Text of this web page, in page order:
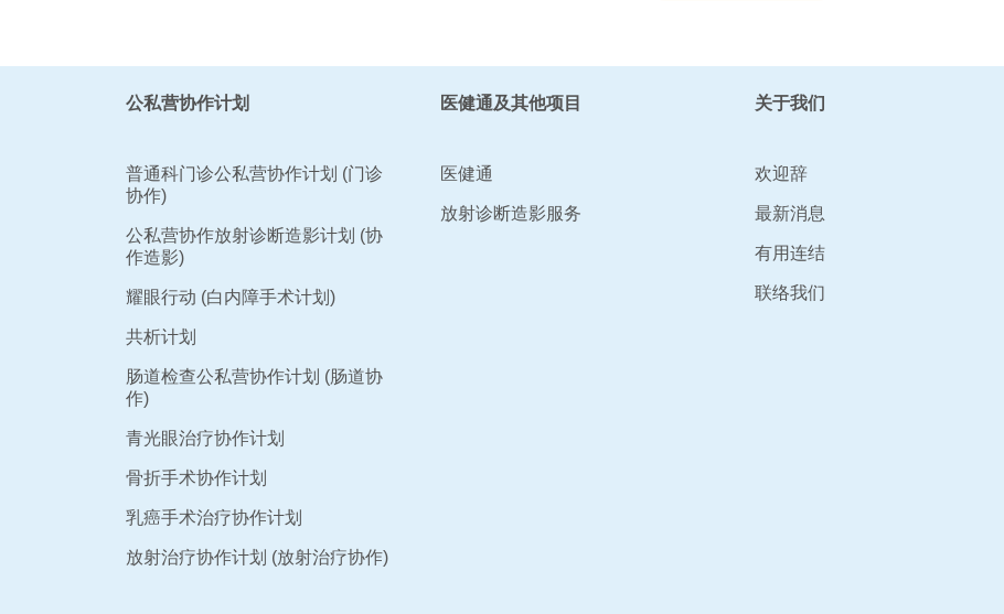
公私营协作计划
普通科门诊公私营协作计划 (门诊
协作)
公私营协作放射诊断造影计划 (协
作造影)
耀眼行动 (白内障手术计划)
共析计划
肠道检查公私营协作计划 (肠道协
作)
青光眼治疗协作计划
骨折手术协作计划
乳癌手术治疗协作计划
放射治疗协作计划 (放射治疗协作)
医健通及其他项目
医健通
放射诊断造影服务
关于我们
欢迎辞
最新消息
有用连结
联络我们